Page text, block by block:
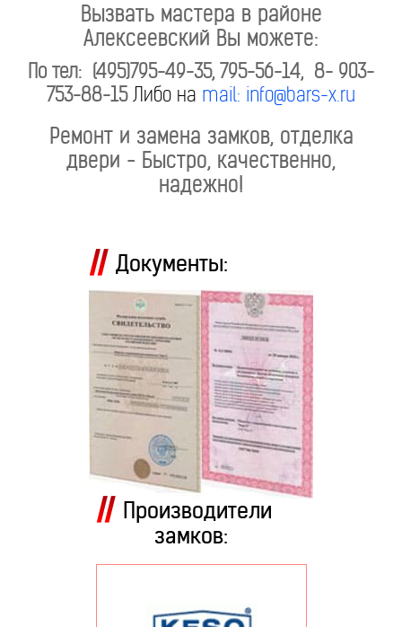
Вызвать мастера в районе
Алексеевский Вы можете:
По тел: (495)795-49-35, 795-56-14, 8- 903-
753-88-15Либо на mail: info@bars-x.ru
Ремонт и замена замков, отделка
двери - Быстро, качественно,
надежно!
Документы:
Производители
замков: